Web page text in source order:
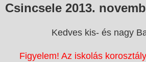
Csincsele 2013.
Kedves kis- és nagy
Figyelem! Az iskolás